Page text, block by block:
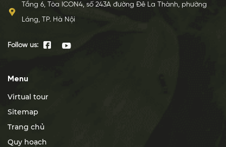
Tầng 6, Tòa ICON4, số 243A đường Đê La Thành, phường
Láng, TP. Hà Nội
Follow us:
Menu
Virtual tour
Sitemap
Trang chủ
Quy hoạch